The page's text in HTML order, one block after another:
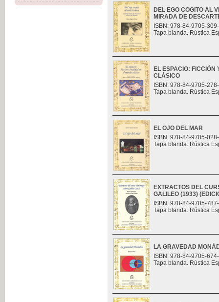
DEL EGO COGITO AL
MIRADA DE
ISBN: 978-84-9705-
Tapa blanda. Rústica
EL ESPACIO:
CLÁSICO
ISBN: 978-84-9705-
Tapa blanda. Rústica
EL OJO DEL MAR
ISBN: 978-84-9705-
Tapa blanda. Rústica
EXTRACTOS DEL
GALILEO (1933)
ISBN: 978-84-9705-
Tapa blanda. Rústica
LA GRAVEDAD
ISBN: 978-84-9705-
Tapa blanda. Rústica